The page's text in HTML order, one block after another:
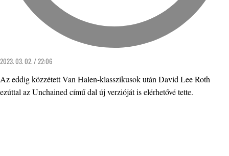
2023. 03. 02. / 22:06
Az eddig közzétett Van Halen-klasszikusok után David Lee Roth
ezúttal az Unchained című dal új verzióját is elérhetővé tette.